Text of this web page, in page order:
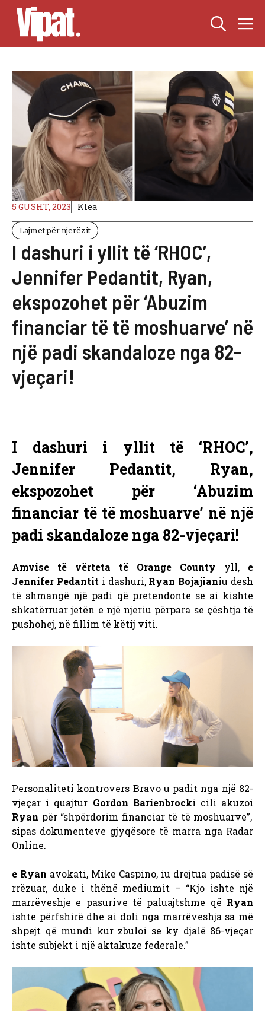
Skip
content
5 GUSHT, 2023 Klea
Lajmet për njerëzit
I dashuri i yllit të ‘RHOC’,
Jennifer Pedantit, Ryan,
ekspozohet për ‘Abuzim
financiar të të moshuarve’ në
një padi skandaloze nga 82-
vjeçari!
I dashuri i yllit të ‘RHOC’,
Jennifer Pedantit, Ryan,
ekspozohet për ‘Abuzim
financiar të të moshuarve’ në një
padi skandaloze nga 82-vjeçari!
Amvise të vërteta të Orange County yll, e
Jennifer Pedantiti dashuri, Ryan Bojajianiu desh
të shmangë një padi që pretendonte se ai kishte
shkatërruar jetën e një njeriu përpara se çështja të
pushohej, në fillim të këtij viti.
Personaliteti kontrovers Bravo u padit nga një 82-
vjeçar i quajtur Gordon Barienbrocki cili akuzoi
Ryan për “shpërdorim financiar të të moshuarve”,
sipas dokumenteve gjyqësore të marra nga Radar
Online.
e Ryan avokati, Mike Caspino, iu drejtua padisë së
rrëzuar, duke i thënë mediumit – “Kjo ishte një
marrëveshje e pasurive të paluajtshme që Ryan
ishte përfshirë dhe ai doli nga marrëveshja sa më
shpejt që mundi kur zbuloi se ky djalë 86-vjeçar
ishte subjekt i një aktakuze federale.”